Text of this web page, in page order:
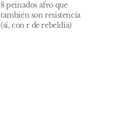
8 peinados afro que
también son resistencia
(sí, con r de rebeldía)